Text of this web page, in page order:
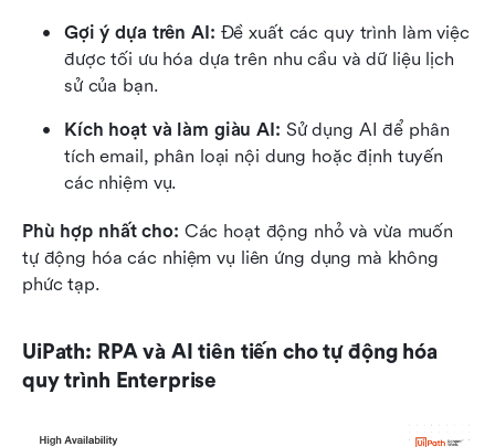
Gợi ý dựa trên AI: Đề xuất các quy trình làm việc
được tối ưu hóa dựa trên nhu cầu và dữ liệu lịch
sử của bạn.
Kích hoạt và làm giàu AI: Sử dụng AI để phân
tích email, phân loại nội dung hoặc định tuyến
các nhiệm vụ.
Phù hợp nhất cho: Các hoạt động nhỏ và vừa muốn
tự động hóa các nhiệm vụ liên ứng dụng mà không
phức tạp.
UiPath: RPA và AI tiên tiến cho tự động hóa
quy trình Enterprise